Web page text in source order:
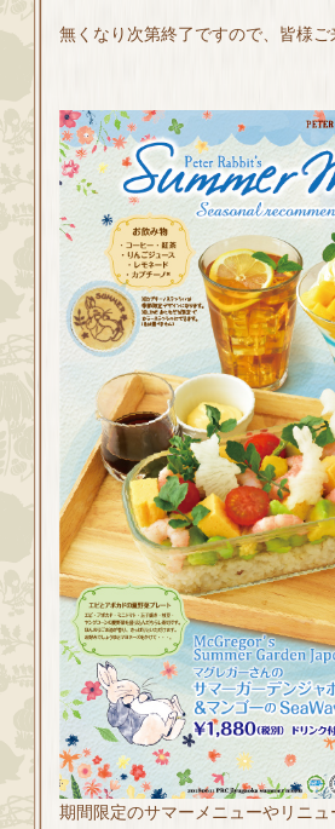
無くなり次第終了ですので、皆様ご
期間限定のサマーメニューやリニ